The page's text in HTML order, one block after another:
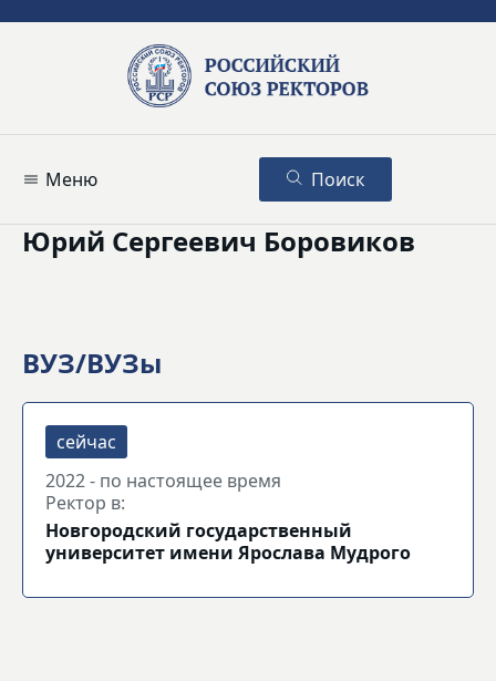
Меню Поиск
Юрий Сергеевич Боровиков
ВУЗ/ВУЗы
2022 - по настоящее время
Ректор в:
Новгородский государственный
университет имени Ярослава Мудрого